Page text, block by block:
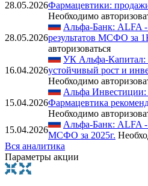
28.05.2026Фармацевтики:
Необходимо
28.05.2026
Альфа-Банк: ALFA
результатов МСФО за
авторизоваться
16.04.2026
УК Альфа-Капитал:
устойчивый рост и
Необходимо
15.04.2026
Альфа Инвестиции:
Фармацевтика
Необходимо
15.04.2026
Альфа-Банк: ALFA
МСФО за 2025г.
Вся аналитика
Параметры акции